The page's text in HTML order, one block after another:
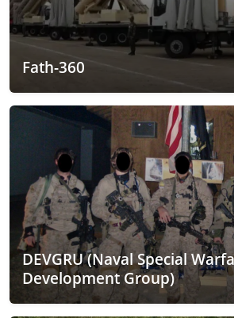
Fath-360
DEVGRU (Naval Special
Development Group)